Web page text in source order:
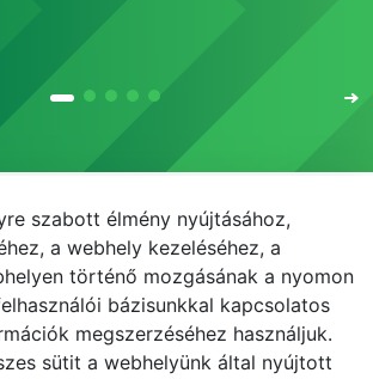
NEPTUN
E-learning
Informatikai Igazgatóság
Adatvédelem
szabott élmény nyújtásához,
a webhely kezeléséhez, a
történő mozgásának a nyomon
bázisunkkal kapcsolatos
megszerzéséhez használjuk.
sütit a webhelyünk által nyújtott